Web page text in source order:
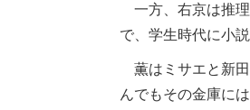
一方、右京は推理
で、学生時代に小
薫はミサエと新田
んでもその金庫に